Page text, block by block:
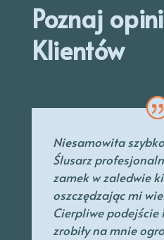
Poznaj
Klientów
Niesamowita
Ślusarz
zamek w zaledwie
oszczędzając mi
Cierpliwe podejście
zrobiły na mnie